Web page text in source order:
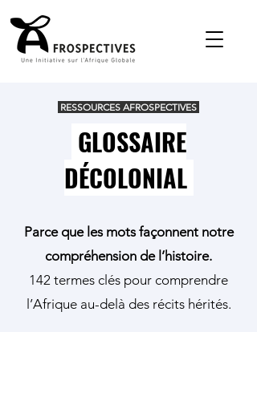
RESSOURCES AFROSPECTIVES
GLOSSAIRE
DÉCOLONIAL
Parce que les mots façonnent notre
compréhension de l’histoire.
142 termes clés pour comprendre
l’Afrique au-delà des récits hérités.